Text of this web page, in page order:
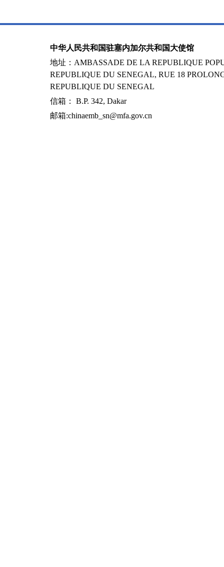
中华人民共和国驻塞内加尔共和国大使馆
地址：AMBASSADE DE LA REPUBLIQUE
REPUBLIQUE DU SENEGAL, RUE 18
REPUBLIQUE DU SENEGAL
信箱： B.P. 342, Dakar
邮箱:chinaemb_sn@mfa.gov.cn